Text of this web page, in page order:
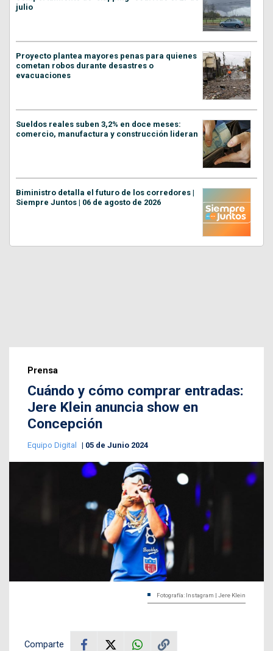
julio
Proyecto plantea mayores penas para quienes
cometan robos durante desastres o
evacuaciones
Sueldos reales suben 3,2% en doce meses:
comercio, manufactura y construcción lideran
Biministro detalla el futuro de los corredores |
Siempre Juntos | 06 de agosto de 2026
Prensa
Cuándo y cómo comprar entradas:
Jere Klein anuncia show en
Concepción
Equipo Digital 05 de Junio 2024
Fotografía: Instagram | Jere Klein
Comparte